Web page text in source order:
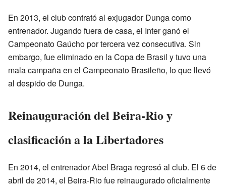
En 2013, el club contrató al exjugador Dunga como
entrenador. Jugando fuera de casa, el Inter ganó el
Campeonato Gaúcho por tercera vez consecutiva. Sin
embargo, fue eliminado en la Copa de Brasil y tuvo una
mala campaña en el Campeonato Brasileño, lo que llevó
al despido de Dunga.
Reinauguración del Beira-Rio y
clasificación a la Libertadores
En 2014, el entrenador Abel Braga regresó al club. El 6 de
abril de 2014, el Beira-Rio fue reinaugurado oficialmente